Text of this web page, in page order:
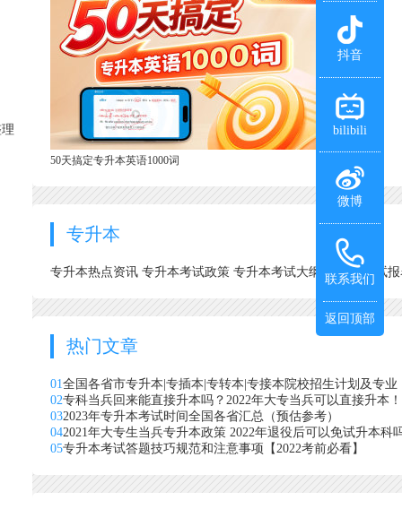
50天搞定专升本英语1000词
专升本
专升本热点资讯 专升本考试政策 专升本考试大纲 专升本考试
热门文章
01全国各省市专升本|专插本|专转本|专接本院校招生计划及专业
02专科当兵回来能直接升本吗？2022年大专当兵可以直接升本！
032023年专升本考试时间全国各省汇总（预估参考）
042021年大专生当兵专升本政策 2022年退役后可以免试升本科
05专升本考试答题技巧规范和注意事项【2022考前必看】
抖音
bilibili
微博
联系我们
返回顶部